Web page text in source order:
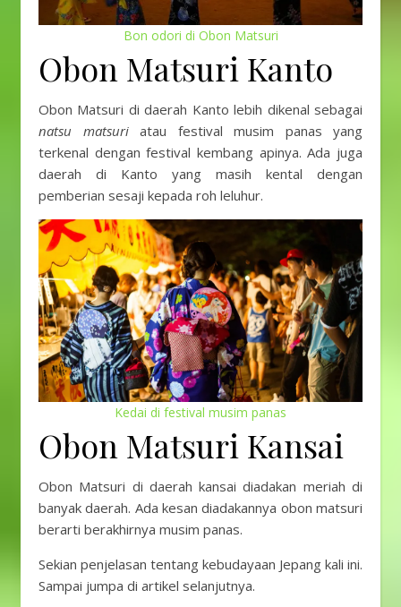
Bon odori di Obon Matsuri
Obon Matsuri Kanto
Obon Matsuri di daerah Kanto lebih dikenal sebagai
natsu matsuri atau festival musim panas yang
terkenal dengan festival kembang apinya. Ada juga
daerah di Kanto yang masih kental dengan
pemberian sesaji kepada roh leluhur.
Kedai di festival musim panas
Obon Matsuri Kansai
Obon Matsuri di daerah kansai diadakan meriah di
banyak daerah. Ada kesan diadakannya obon matsuri
berarti berakhirnya musim panas.
Sekian penjelasan tentang kebudayaan Jepang kali ini.
Sampai jumpa di artikel selanjutnya.